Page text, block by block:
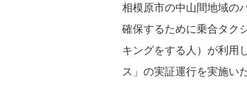
相模原市の中山間地域の
確保するために乗合タク
キングをする人）が利用
ス」の実証運行を実施い